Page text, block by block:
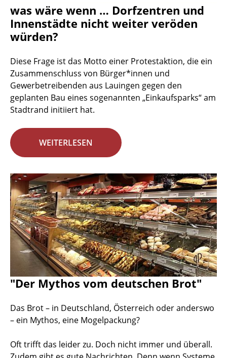
was wäre wenn … Dorfzentren und
Innenstädte nicht weiter veröden
würden?
Diese Frage ist das Motto einer Protestaktion, die ein
Zusammenschluss von Bürger*innen und
Gewerbetreibenden aus Lauingen gegen den
geplanten Bau eines sogenannten „Einkaufsparks“ am
Stadtrand initiiert hat.
WEITERLESEN
"Der Mythos vom deutschen Brot"
Das Brot – in Deutschland, Österreich oder anderswo
– ein Mythos, eine Mogelpackung?
Oft trifft das leider zu. Doch nicht immer und überall.